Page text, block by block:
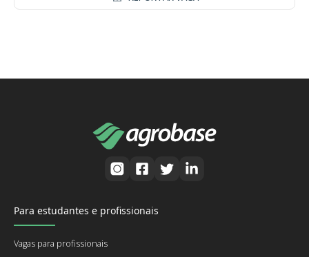
Para estudantes e profissionais
Vagas para profissionais